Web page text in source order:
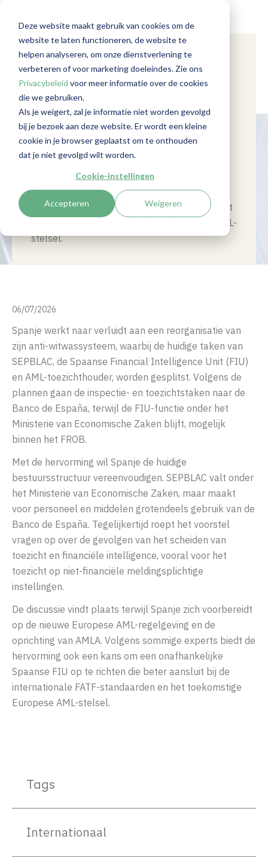
Deze website maakt gebruik van cookies om de
website te laten functioneren, de website te
helpen analyseren, om onze dienstverlening te
verbeteren of voor marketing doeleindes. Zie ons
Privacybeleid voor meer informatie over de cookies
die we gebruiken.
Als je weigert, zal je informatie niet worden gevolgd
bij je bezoek aan deze website. Er wordt een kleine
cookie in je browser geplaatst om te onthouden
dat je niet gevolgd wilt worden.
Cookie-instellingen
Accepteren Weigeren
reorganisatie SEPBLAC
kan AML-toezicht
ingrijpend wijzigen
Samenvatting
Spanje overweegt een reorganisatie van zijn
anti-witwassysteem waarbij de toezicht- en
intelligencefuncties van SEPBLAC worden
gesplitst. Volgens de plannen gaat het AML-
toezicht naar de Banco de España, terwijl de
FIU onder het Ministerie van Economische
Zaken blijft. De hervorming moet de huidige
structuur vereenvoudigen, maar roept ook
vragen op over de effectiviteit van het toezicht
en de aansluiting op het nieuwe Europese AML-
stelsel.
06/07/2026
Spanje werkt naar verluidt aan een reorganisatie van
zijn anti-witwassysteem, waarbij de huidige taken van
SEPBLAC, de Spaanse Financial Intelligence Unit (FIU)
en AML-toezichthouder, worden gesplitst. Volgens de
plannen gaan de inspectie- en toezichtstaken naar de
Banco de España, terwijl de FIU-functie onder het
Ministerie van Economische Zaken blijft, mogelijk
binnen het FROB.
Met de hervorming wil Spanje de huidige
bestuursstructuur vereenvoudigen. SEPBLAC valt onder
het Ministerie van Economische Zaken, maar maakt
voor personeel en middelen grotendeels gebruik van de
Banco de España. Tegelijkertijd roept het voorstel
vragen op over de gevolgen van het scheiden van
toezicht en financiële intelligence, vooral voor het
toezicht op niet-financiële meldingsplichtige
instellingen.
De discussie vindt plaats terwijl Spanje zich voorbereidt
op de nieuwe Europese AML-regelgeving en de
oprichting van AMLA. Volgens sommige experts biedt de
hervorming ook een kans om een onafhankelijke
Spaanse FIU op te richten die beter aansluit bij de
internationale FATF-standaarden en het toekomstige
Europese AML-stelsel.
Tags
Internationaal